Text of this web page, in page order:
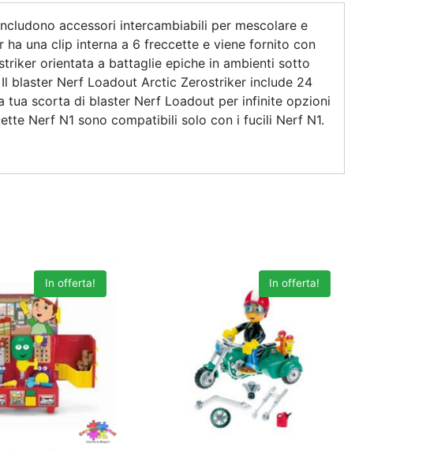
accessori intercambiabili per mescolare e
una clip interna a 6 freccette e viene fornito con
orientata a battaglie epiche in ambienti sotto
blaster Nerf Loadout Arctic Zerostriker include 24
tua scorta di blaster Nerf Loadout per infinite opzioni
Nerf N1 sono compatibili solo con i fucili Nerf N1.
In offerta! In offerta!